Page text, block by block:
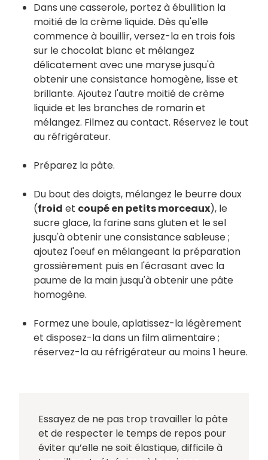
Dans une casserole, portez à ébullition la
moitié de la crème liquide. Dès qu'elle
commence à bouillir, versez-la en trois fois
sur le chocolat blanc et mélangez
délicatement avec une maryse jusqu'à
obtenir une consistance homogène, lisse et
brillante. Ajoutez l'autre moitié de crème
liquide et les branches de romarin et
mélangez. Filmez au contact. Réservez le tout
au réfrigérateur.
Préparez la pâte.
Du bout des doigts, mélangez le beurre doux
(froid et coupé en petits morceaux), le
sucre glace, la farine sans gluten et le sel
jusqu'à obtenir une consistance sableuse ;
ajoutez l'oeuf en mélangeant la préparation
grossièrement puis en l'écrasant avec la
paume de la main jusqu'à obtenir une pâte
homogène.
Formez une boule, aplatissez-la légèrement
et disposez-la dans un film alimentaire ;
réservez-la au réfrigérateur au moins 1 heure.
Essayez de ne pas trop travailler la pâte
et de respecter le temps de repos pour
éviter qu’elle ne soit élastique, difficile à